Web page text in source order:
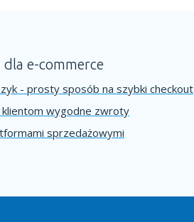
dla e-commerce
- prosty sposób na szybki checkout
wygodne zwroty
sprzedażowymi